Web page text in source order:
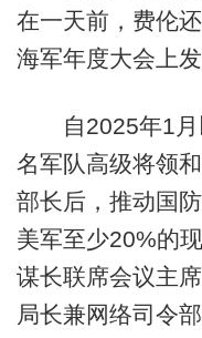
在一天前，费伦
海军年度大会上发
自2025年1月
名军队高级将领
部长后，推动国
美军至少20%的
谋长联席会议主
局长兼网络司令